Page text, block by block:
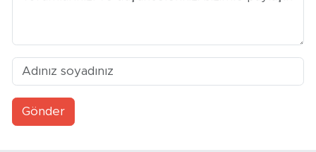
Gönder